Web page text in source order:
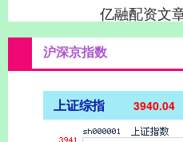
亿融配资文
沪深京指数
上证综指 3940.04